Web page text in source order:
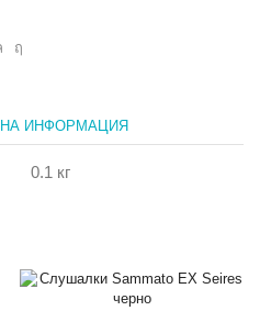
ИНФОРМАЦИЯ
0.1 кг